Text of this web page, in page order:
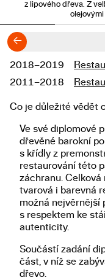
←
z lipového dřeva. Z
Studium
2018–2019
2011–2018
Popis
Co je důležité vědět
Ve své diplomové
dřevěné barokní
s křídly z
restaurování této
záchranu.
tvarová i barevná
možná nejvěrnější
s respektem ke
autenticity.
Součástí zadání
část, v níž se
dřevo.